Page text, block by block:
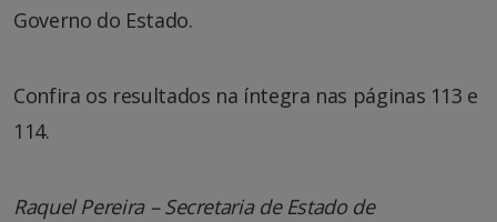
Governo do Estado.
Confira os resultados na íntegra nas páginas 113 e
114.
Raquel Pereira – Secretaria de Estado de